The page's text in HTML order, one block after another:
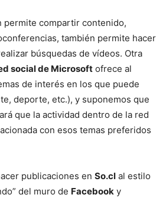
permite compartir contenido,
también permite hacer
búsquedas de vídeos. Otra
social de Microsoft ofrece al
de interés en los que puede
deporte, etc.), y suponemos que
que la actividad dentro de la red
con esos temas preferidos
publicaciones en So.cl al estilo
del muro de Facebook y